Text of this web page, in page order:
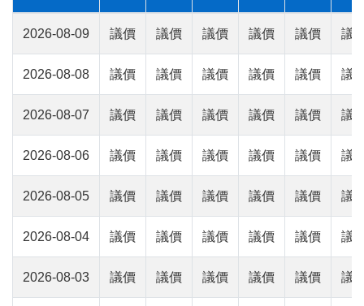
2026-08-09 議價 議價 議價 議價 議價 議
2026-08-08 議價 議價 議價 議價 議價 議
2026-08-07 議價 議價 議價 議價 議價 議
2026-08-06 議價 議價 議價 議價 議價 議
2026-08-05 議價 議價 議價 議價 議價 議
2026-08-04 議價 議價 議價 議價 議價 議
2026-08-03 議價 議價 議價 議價 議價 議